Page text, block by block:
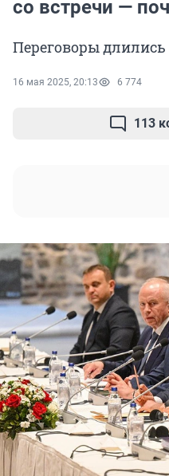
со встречи —
Переговоры длились
16 мая 2025, 20:13 6 774
113